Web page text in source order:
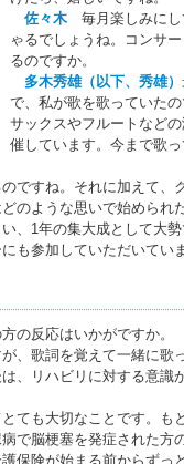
佐々木 毎月楽しみにし
ゃるでしょうね。コンサ
るのですか。
多木秀雄（以下、秀雄）
で、私が歌を歌っていた
サックスやフルートなど
催しています。今まで歌
ですね。それに加えて、
のような思いで始められ
1年の集大成として大
も参加していただいてい
の反応はいかがですか。
、歌詞を覚えて一緒に歌
、リハビリに対する意識
ても大切なことです。も
で脳梗塞を発症された方
保険が始まる前からずっ